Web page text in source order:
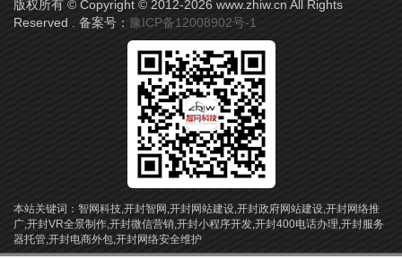
版权所有 © Copyright © 2012-2026 www.zhiw.cn All Rights
Reserved . 备案号： 豫ICP备12008902号-1
本站关键词： 智网科技,开封智网,开封网站建设,开封政府网站建设,开封网络推
广,开封VR全景制作,开封微信营销,开封小程序开发,开封400电话办理,开封服务
器托管,开封电商外包,开封网络安全维护